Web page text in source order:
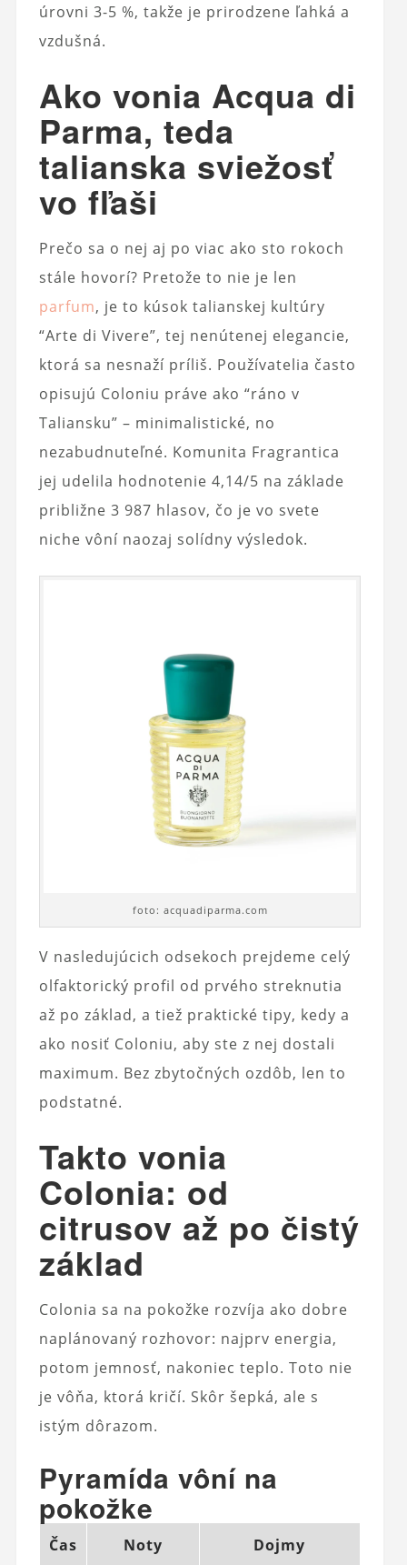
úrovni 3-5 %, takže je prirodzene ľahká a
vzdušná.
Ako vonia Acqua di
Parma, teda
talianska sviežosť
vo fľaši
Prečo sa o nej aj po viac ako sto rokoch
stále hovorí? Pretože to nie je len
parfum, je to kúsok talianskej kultúry
“Arte di Vivere”, tej nenútenej elegancie,
ktorá sa nesnaží príliš. Používatelia často
opisujú Coloniu práve ako “ráno v
Taliansku” – minimalistické, no
nezabudnuteľné. Komunita Fragrantica
jej udelila hodnotenie 4,14/5 na základe
približne 3 987 hlasov, čo je vo svete
niche vôní naozaj solídny výsledok.
foto: acquadiparma.com
V nasledujúcich odsekoch prejdeme celý
olfaktorický profil od prvého streknutia
až po základ, a tiež praktické tipy, kedy a
ako nosiť Coloniu, aby ste z nej dostali
maximum. Bez zbytočných ozdôb, len to
podstatné.
Takto vonia
Colonia: od
citrusov až po čistý
základ
Colonia sa na pokožke rozvíja ako dobre
naplánovaný rozhovor: najprv energia,
potom jemnosť, nakoniec teplo. Toto nie
je vôňa, ktorá kričí. Skôr šepká, ale s
istým dôrazom.
Pyramída vôní na
pokožke
Čas Noty Dojmy